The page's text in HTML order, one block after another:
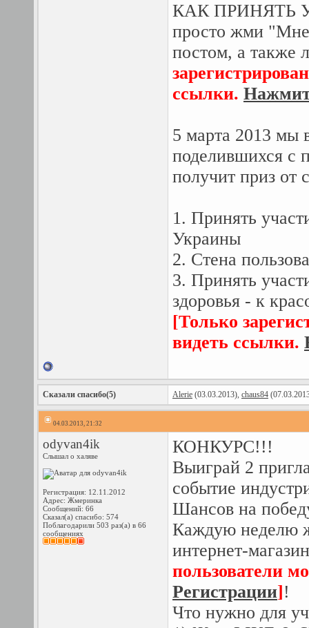
КАК ПРИНЯТЬ
просто жми "Мне
постом, а также
ссылки.
5 марта 2013 мы
поделившихся с
получит приз от
1. Принять
Украины
2. Стена
3. Принять
здоровья - к
[Только
видеть ссылки.
Сказали спасибо(5) Alerie (03.03.2013), chaus84
04.03.2013, 21:32
odyvan4ik
Слышал о халяве
Регистрация: 12.11.2012
Адрес: Жмеринка
Сообщений: 66
Сказал(а) спасибо: 574
Поблагодарили 503 раз(а) в 66
сообщениях
КОНКУРС!!!
Выиграй 2
событие
Шансов на
Каждую неделю
интернет-
пользователи
Регистрации]!
Что нужно для